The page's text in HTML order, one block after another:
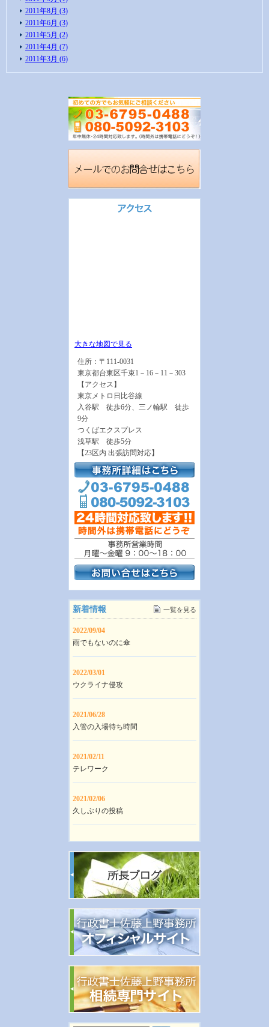
2011年8月 (3)
2011年6月 (3)
2011年5月 (2)
2011年4月 (7)
2011年3月 (6)
大きな地図で見る
住所：〒111-0031
東京都台東区千束1－16－11－303
【アクセス】
東京メトロ日比谷線
入谷駅 徒歩6分、三ノ輪駅 徒歩
9分
つくばエクスプレス
浅草駅 徒歩5分
【23区内 出張訪問対応】
新着情報 一覧を見る
2022/09/04
雨でもないのに傘
2022/03/01
ウクライナ侵攻
2021/06/28
入管の入場待ち時間
2021/02/11
テレワーク
2021/02/06
久しぶりの投稿